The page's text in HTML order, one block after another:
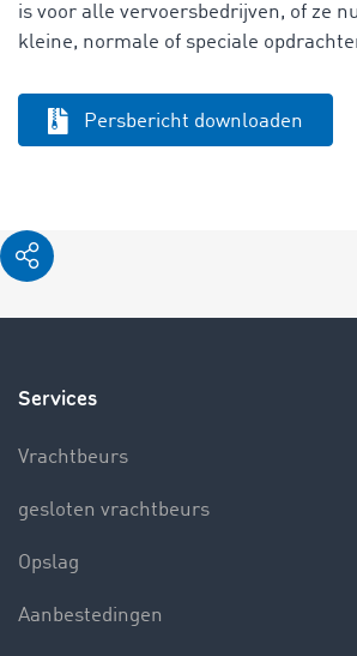
is voor alle vervoersbedrijven, of ze
kleine, normale of speciale
Persbericht downloaden
Services
Vrachtbeurs
gesloten vrachtbeurs
Opslag
Aanbestedingen